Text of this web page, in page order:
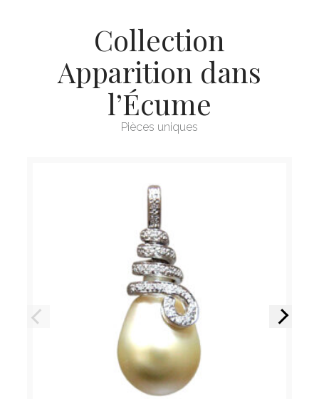
Collection
Apparition dans
l’Écume
Pièces uniques
Précédent Suivant